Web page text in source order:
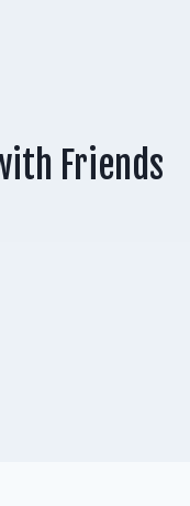
Friends